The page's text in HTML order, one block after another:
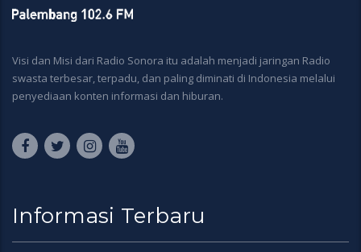
Visi dan Misi dari Radio Sonora itu adalah menjadi jaringan Radio
swasta terbesar, terpadu, dan paling diminati di Indonesia melalui
penyediaan konten informasi dan hiburan.
Informasi Terbaru